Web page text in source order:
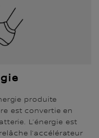
produite
est convertie en
L’énergie est
l’accélérateur